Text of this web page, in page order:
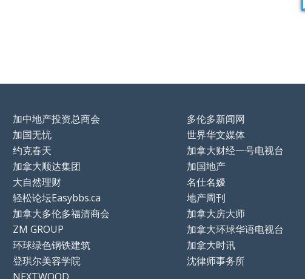
加中地产投资总商会
加国无忧
约克春天
加拿大顺达集团
大自然理财
轻松论坛Easybbs.ca
加拿大多伦多福清商会
ZM GROUP
环球绿色钢铁建筑
登琪尔美容学院
多伦多新闻网
世界华文媒体
加拿大财经一号电视台
加国地产
名仕名嫒
地产周刊
加拿大房大师
加拿大环球华语电视台
加拿大时讯
沈律师事务所